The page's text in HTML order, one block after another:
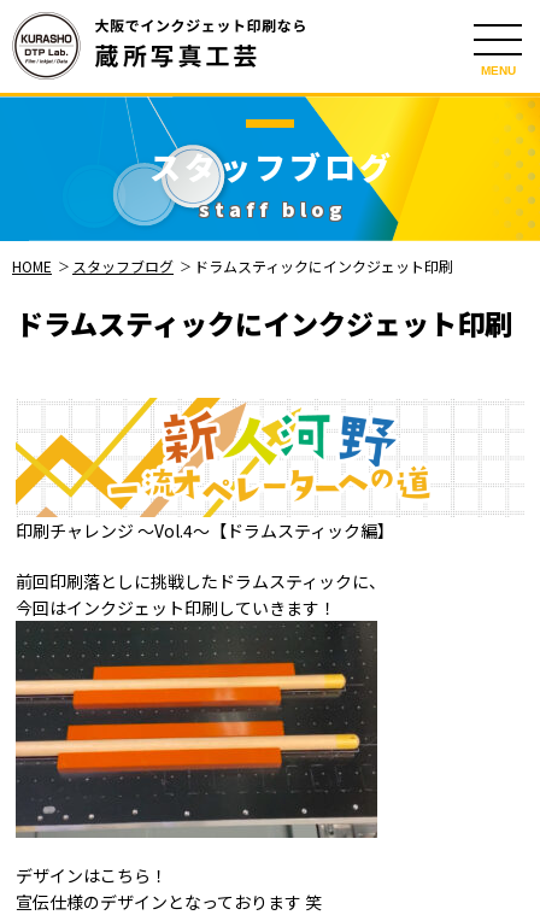
MENU
スタッフブログ
staff blog
HOME スタッフブログ ドラムスティックにインクジェット印刷
ドラムスティックにインクジェット印刷
印刷チャレンジ 〜Vol.4〜【ドラムスティック編】
前回印刷落としに挑戦したドラムスティックに、
今回はインクジェット印刷していきます！
デザインはこちら！
宣伝仕様のデザインとなっております 笑